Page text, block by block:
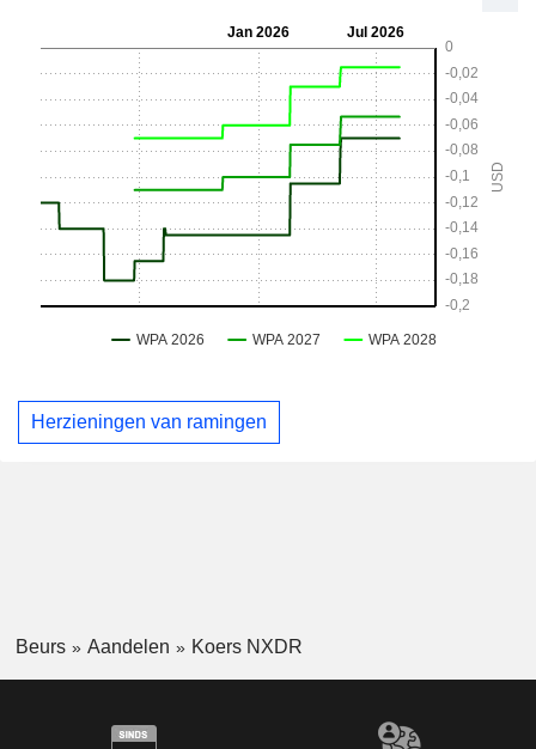
Herzieningen van ramingen
Beurs Aandelen Koers NXDR